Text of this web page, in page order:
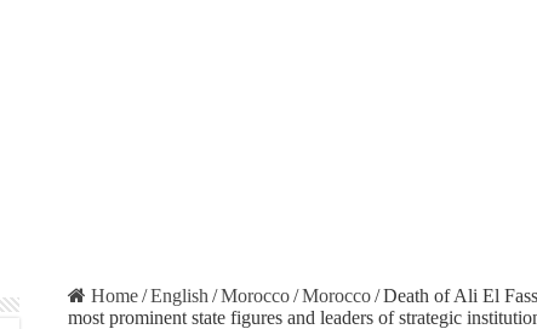
Home/English /Morocco/Morocco/Death of Ali El
most prominent state figures and leaders of strategic